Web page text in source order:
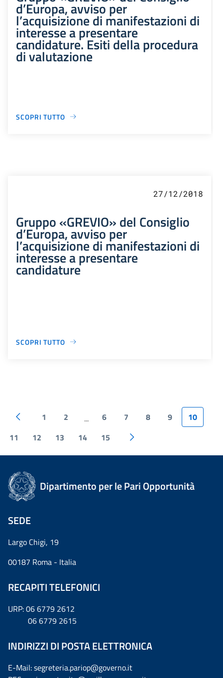
d’Europa, avviso per
l’acquisizione di manifestazioni di
interesse a presentare
candidature. Esiti della procedura
di valutazione
SCOPRI TUTTO
27/12/2018
Gruppo «GREVIO» del Consiglio
d’Europa, avviso per
l’acquisizione di manifestazioni di
interesse a presentare
candidature
SCOPRI TUTTO
1 2 ... 6 7 8 9
10
11
12 13 14 15
Dipartimento per le Pari Opportunità
SEDE
Largo Chigi, 19
00187 Roma - Italia
RECAPITI TELEFONICI
URP: 06 6779 2612
06 6779 2615
INDIRIZZI DI POSTA ELETTRONICA
E-Mail: segreteria.pariop@governo.it